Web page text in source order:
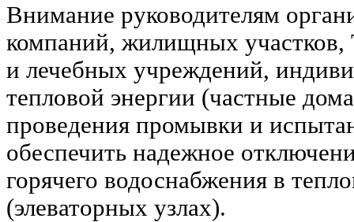
Внимание руководителям
компаний, жилищных
и лечебных учреждений,
тепловой энергии (частные
проведения промывки и
обеспечить надежное
горячего водоснабжения в
(элеваторных узлах).